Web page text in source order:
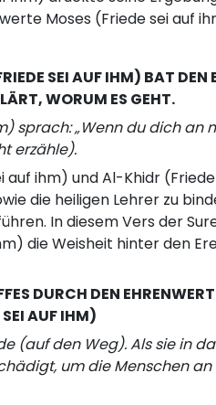
Moses (Friede sei auf
SEI AUF IHM) BAT
WORUM ES GEHT.
sprach: „Wenn du dich
erzähle).
auf ihm) und Al-Khidr
die heiligen Lehrer zu
In diesem Vers der
die Weisheit hinter den
DURCH DEN
SEI AUF IHM)
(auf den Weg). Als sie in
um die Menschen